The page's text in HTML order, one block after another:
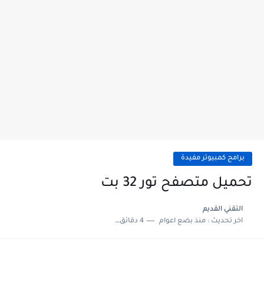
برامج كمبيوتر مفيدة
تحميل متصفح تور 32 بت
التقني القديم
اخر تحديث :منذ بضع اعوام 4 دقائق للقراءة